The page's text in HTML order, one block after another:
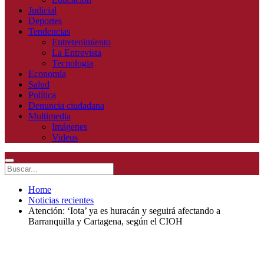
Judicial
Deportes
Tendencias
Entretenimiento
La Entrevista
Tecnologia
Economía
Salud
Política
Denuncia ciudadana
Multimedia
Imágenes
Videos
Home
Noticias recientes
Atención: ‘Iota’ ya es huracán y seguirá afectando a
Barranquilla y Cartagena, según el CIOH